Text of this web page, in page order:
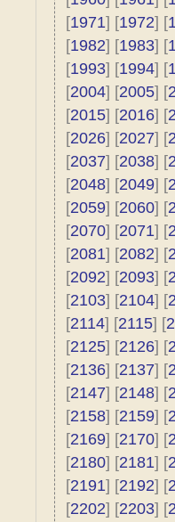
[1971] [1972] [
[1982] [1983] [
[1993] [1994] [
[2004] [2005] [
[2015] [2016] [
[2026] [2027] [
[2037] [2038] [
[2048] [2049] [
[2059] [2060] [
[2070] [2071] [
[2081] [2082] [
[2092] [2093] [
[2103] [2104] [
[2114] [2115] [
[2125] [2126] [
[2136] [2137] [
[2147] [2148] [
[2158] [2159] [
[2169] [2170] [
[2180] [2181] [
[2191] [2192] [
[2202] [2203] [